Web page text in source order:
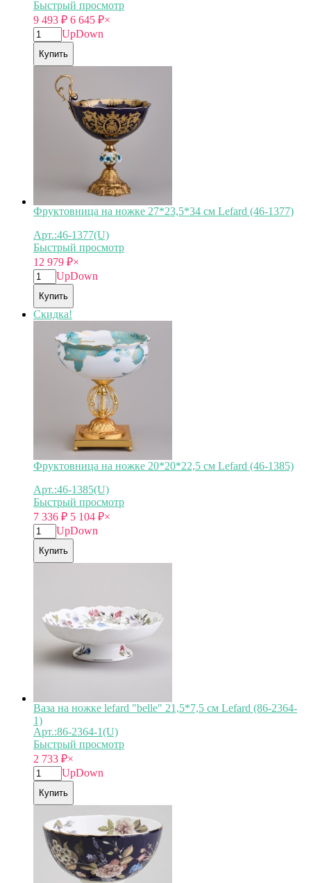
Быстрый просмотр
9 493 ₽ 6 645 ₽×
UpDown
Купить
Фруктовница на ножке 27*23,5*34 см Lefard (46-1377)
Арт.:46-1377(U)
Быстрый просмотр
12 979 ₽×
UpDown
Купить
Скидка!
Фруктовница на ножке 20*20*22,5 см Lefard (46-1385)
Арт.:46-1385(U)
Быстрый просмотр
7 336 ₽ 5 104 ₽×
UpDown
Купить
Ваза на ножке lefard "belle" 21,5*7,5 см Lefard (86-2364-
1)
Арт.:86-2364-1(U)
Быстрый просмотр
2 733 ₽×
UpDown
Купить